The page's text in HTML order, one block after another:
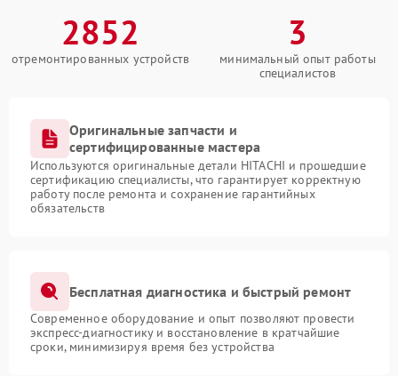
2852
отремонтированных устройств
3
минимальный опыт работы
специалистов
Оригинальные запчасти и
сертифицированные мастера
Используются оригинальные детали HITACHI и прошедшие
сертификацию специалисты, что гарантирует корректную
работу после ремонта и сохранение гарантийных
обязательств
Бесплатная диагностика и быстрый ремонт
Современное оборудование и опыт позволяют провести
экспресс-диагностику и восстановление в кратчайшие
сроки, минимизируя время без устройства